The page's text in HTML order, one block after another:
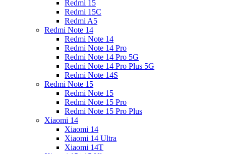
Redmi 15
Redmi 15C
Redmi A5
Redmi Note 14
Redmi Note 14
Redmi Note 14 Pro
Redmi Note 14 Pro 5G
Redmi Note 14 Pro Plus 5G
Redmi Note 14S
Redmi Note 15
Redmi Note 15
Redmi Note 15 Pro
Redmi Note 15 Pro Plus
Xiaomi 14
Xiaomi 14
Xiaomi 14 Ultra
Xiaomi 14T